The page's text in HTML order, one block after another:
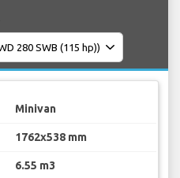
Minivan
1762x538 mm
6.55 m3